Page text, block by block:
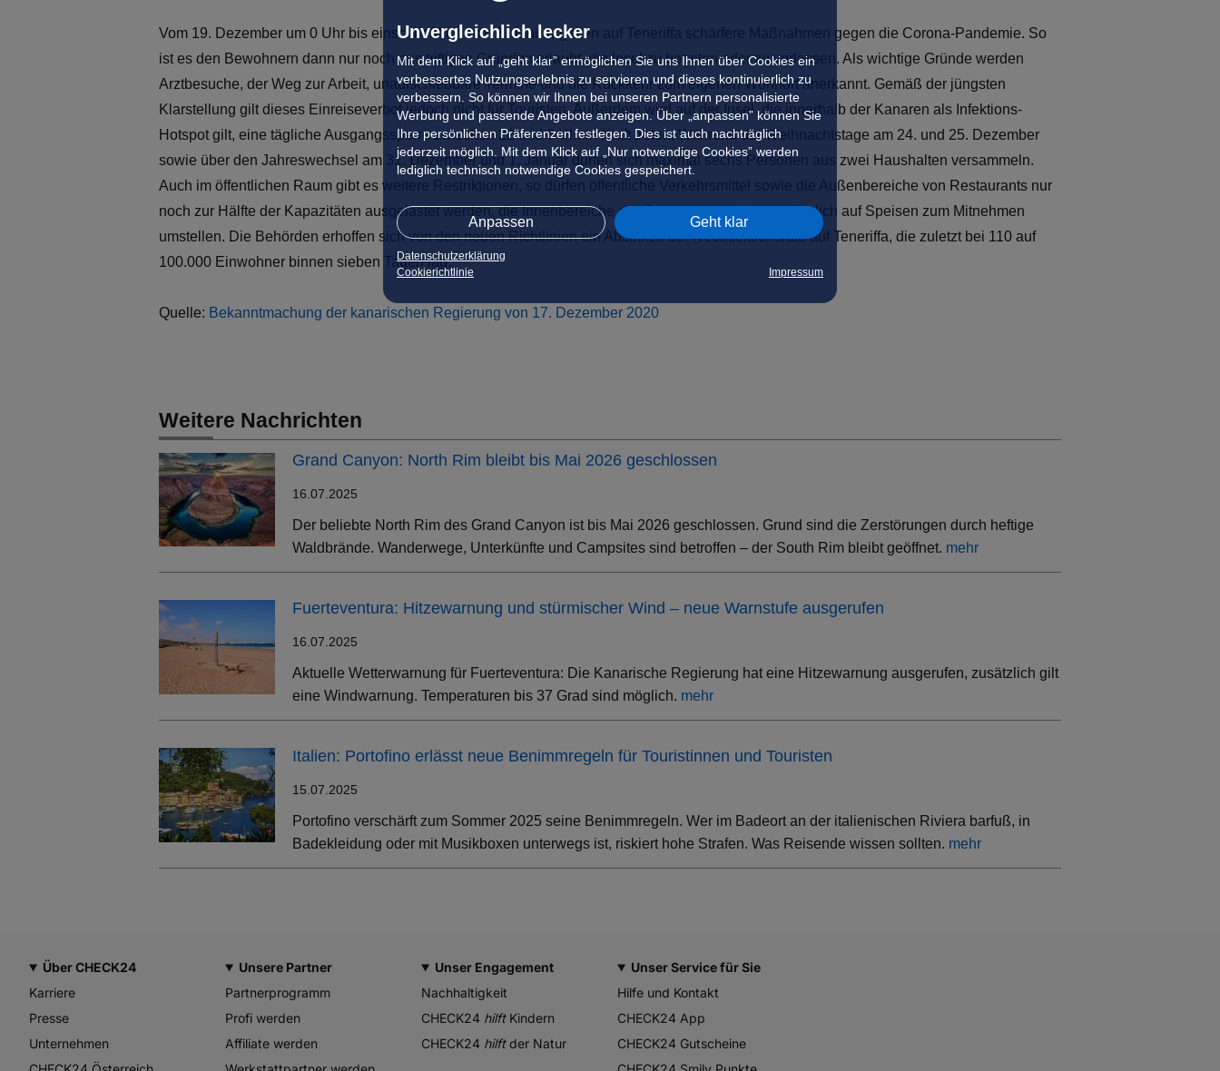
Unvergleichlich lecker
Mit dem Klick auf „geht klar” ermöglichen Sie uns Ihnen über Cookies ein
verbessertes Nutzungserlebnis zu servieren und dieses kontinuierlich zu
verbessern. So können wir Ihnen bei unseren Partnern personalisierte
Werbung und passende Angebote anzeigen. Über „anpassen” können Sie
Ihre persönlichen Präferenzen festlegen. Dies ist auch nachträglich
jederzeit möglich. Mit dem Klick auf „Nur notwendige Cookies” werden
lediglich technisch notwendige Cookies gespeichert.
Anpassen Geht klar
Datenschutzerklärung
Cookierichtlinie
Impressum
Vom 19. Dezember um 0 Uhr bis einschließlich zum 1. Januar gelten auf Teneriffa schärfere Maßnahmen gegen die Corona-Pandemie. So
ist es den Bewohnern dann nur noch aus triftigen Gründen erlaubt, die Insel zu betreten oder zu verlassen. Als wichtige Gründe werden
Arztbesuche, der Weg zur Arbeit, unaufschiebbare Termine und die Rückkehr zum eigenen Wohnort anerkannt. Gemäß der jüngsten
Klarstellung gilt dieses Einreiseverbot jedoch nicht für Touristen. Außerdem wird auf der Insel, die innerhalb der Kanaren als Infektions-
Hotspot gilt, eine tägliche Ausgangssperre zwischen 22 und 6 Uhr in Kraft treten. Während der Weihnachtstage am 24. und 25. Dezember
sowie über den Jahreswechsel am 31. Dezember und 1. Januar dürfen sich maximal sechs Personen aus zwei Haushalten versammeln.
Auch im öffentlichen Raum gibt es weitere Restriktionen, so dürfen öffentliche Verkehrsmittel sowie die Außenbereiche von Restaurants nur
noch zur Hälfte der Kapazitäten ausgelastet werden, die Innenbereiche der Gastronomie müssen gänzlich auf Speisen zum Mitnehmen
umstellen. Die Behörden erhoffen sich von den neuen Richtlinien ein Absinken der Neuinfektionsrate auf Teneriffa, die zuletzt bei 110 auf
100.000 Einwohner binnen sieben Tagen lag.
Quelle: Bekanntmachung der kanarischen Regierung von 17. Dezember 2020
Weitere Nachrichten
Grand Canyon: North Rim bleibt bis Mai 2026 geschlossen
16.07.2025
Der beliebte North Rim des Grand Canyon ist bis Mai 2026 geschlossen. Grund sind die Zerstörungen durch heftige
Waldbrände. Wanderwege, Unterkünfte und Campsites sind betroffen – der South Rim bleibt geöffnet. mehr
Fuerteventura: Hitzewarnung und stürmischer Wind – neue Warnstufe ausgerufen
16.07.2025
Aktuelle Wetterwarnung für Fuerteventura: Die Kanarische Regierung hat eine Hitzewarnung ausgerufen, zusätzlich gilt
eine Windwarnung. Temperaturen bis 37 Grad sind möglich. mehr
Italien: Portofino erlässt neue Benimmregeln für Touristinnen und Touristen
15.07.2025
Portofino verschärft zum Sommer 2025 seine Benimmregeln. Wer im Badeort an der italienischen Riviera barfuß, in
Badekleidung oder mit Musikboxen unterwegs ist, riskiert hohe Strafen. Was Reisende wissen sollten. mehr
Über CHECK24
Karriere
Presse
Unternehmen
Unsere Partner
Partnerprogramm
Profi werden
Affiliate werden
Unser Engagement
Nachhaltigkeit
CHECK24 hilftKindern
CHECK24 hilftder Natur
Unser Service für Sie
Hilfe und Kontakt
CHECK24 App
CHECK24 Gutscheine